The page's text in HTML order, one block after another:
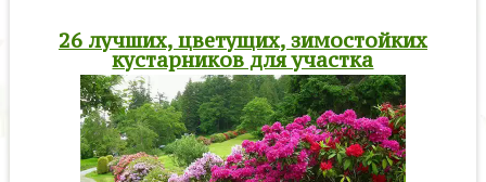
26 лучших, цветущих, зимостойких
кустарников для участка